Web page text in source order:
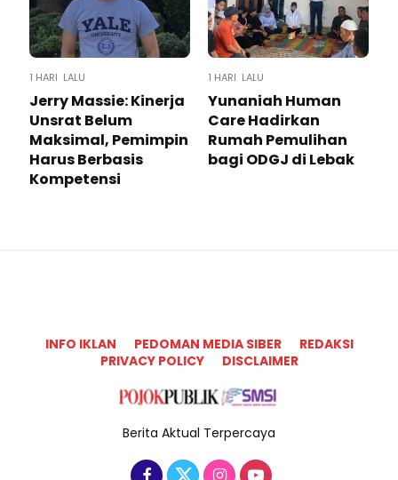
1 HARI LALU
Jerry Massie: Kinerja
Unsrat Belum
Maksimal, Pemimpin
Harus Berbasis
Kompetensi
1 HARI LALU
Yunaniah Human
Care Hadirkan
Rumah Pemulihan
bagi ODGJ di Lebak
INFO IKLAN PEDOMAN MEDIA SIBER
REDAKSI
PRIVACY POLICY
DISCLAIMER
Berita Aktual Terpercaya